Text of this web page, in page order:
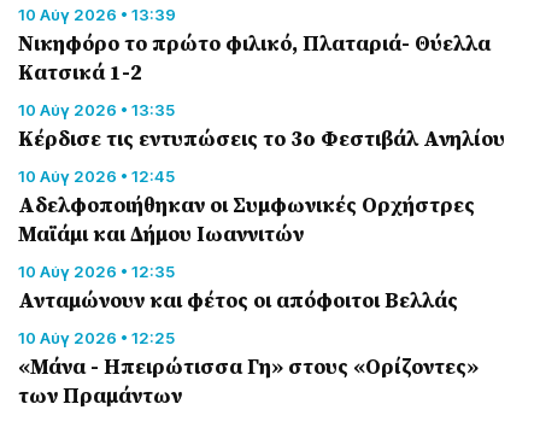
10 Αύγ 2026 • 13:39
Νικηφόρο το πρώτο φιλικό, Πλαταριά- Θύελλα
Κατσικά 1-2
10 Αύγ 2026 • 13:35
Κέρδισε τις εντυπώσεις το 3o Φεστιβάλ Ανηλίου
10 Αύγ 2026 • 12:45
Αδελφοποιήθηκαν οι Συμφωνικές Ορχήστρες
Μαϊάμι και Δήμου Ιωαννιτών
10 Αύγ 2026 • 12:35
Ανταμώνουν και φέτος οι απόφοιτοι Βελλάς
10 Αύγ 2026 • 12:25
«Μάνα - Ηπειρώτισσα Γη» στους «Ορίζοντες»
των Πραμάντων